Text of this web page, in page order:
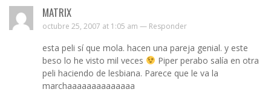
MATRIX
octubre 25, 2007 at 1:05 am — Responder
esta peli sí que mola. hacen una pareja genial. y este
beso lo he visto mil veces
Piper perabo salía en otra
peli haciendo de lesbiana. Parece que le va la
marchaaaaaaaaaaaaaa